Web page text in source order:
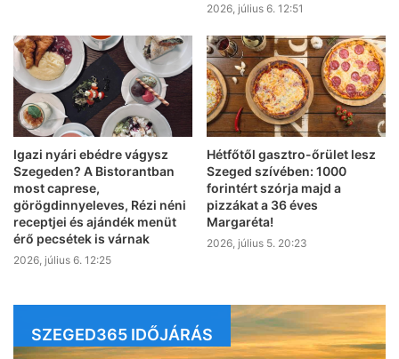
2026, július 6. 12:51
Igazi nyári ebédre vágysz
Szegeden? A Bistorantban
most caprese,
görögdinnyeleves, Rézi néni
receptjei és ajándék menüt
érő pecsétek is várnak
2026, július 6. 12:25
Hétfőtől gasztro-őrület lesz
Szeged szívében: 1000
forintért szórja majd a
pizzákat a 36 éves
Margaréta!
2026, július 5. 20:23
SZEGED365 IDŐJÁRÁS